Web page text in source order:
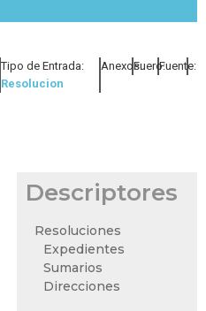
Tipo de Entrada:
Resolucion
Anexos:Fuero:Fuente:
Descriptores
Resoluciones
Expedientes
Sumarios
Direcciones